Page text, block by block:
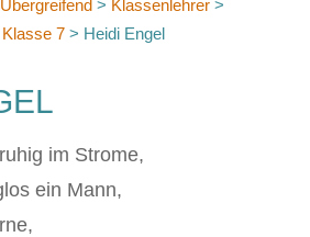
Übergreifend > Klassenlehrer >
7 > Heidi Engel
im Strome,
ein Mann,